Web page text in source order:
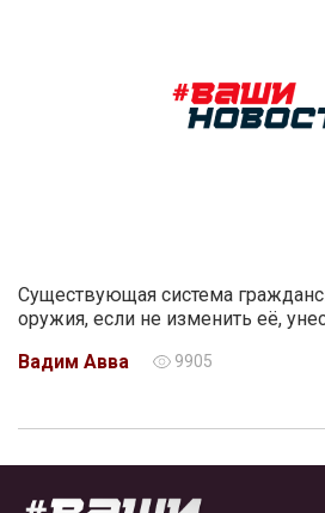
Существующая система
оружия, если не изменить её,
Вадим Авва
9905